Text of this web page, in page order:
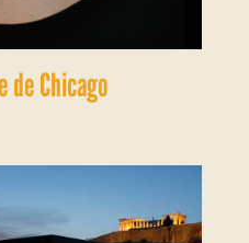
Chicago